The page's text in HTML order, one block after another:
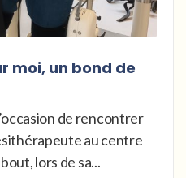
moi, un bond de
de rencontrer
au centre
lors de sa...